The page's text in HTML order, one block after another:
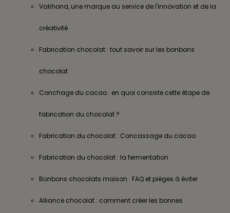
Valrhona, une marque au service de l'innovation et de la
créativité
Fabrication chocolat : tout savoir sur les bonbons
chocolat
Conchage du cacao : en quoi consiste cette étape de
fabrication du chocolat ?
Fabrication du chocolat : Concassage du cacao
Fabrication du chocolat : la fermentation
Bonbons chocolats maison : FAQ et pièges à éviter
Alliance chocolat : comment créer les bonnes